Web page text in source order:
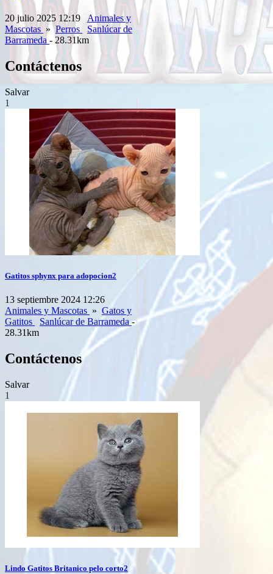
20 julio 2025 12:19
Animales y
Mascotas »Perros
Sanlúcar de
Barrameda - 28.31km
Contáctenos
Salvar
1
Gatitos sphynx para adopocion2
13 septiembre 2024 12:26
Animales y Mascotas » Gatos y
Gatitos
Sanlúcar de Barrameda-
28.31km
Contáctenos
Salvar
1
Lindo Gatitos Britanico pelo corto2